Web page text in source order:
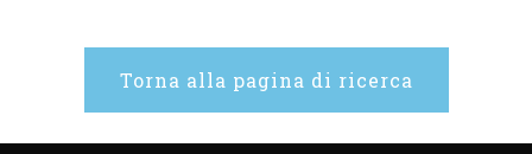
Torna alla pagina di ricerca